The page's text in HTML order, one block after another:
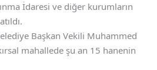
İdaresi ve diğer kurumların
Başkan Vekili Muhammed
mahallede şu an 15 hanenin